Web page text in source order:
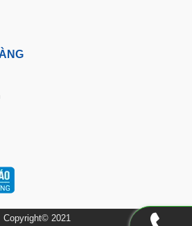
Copyright© 2021